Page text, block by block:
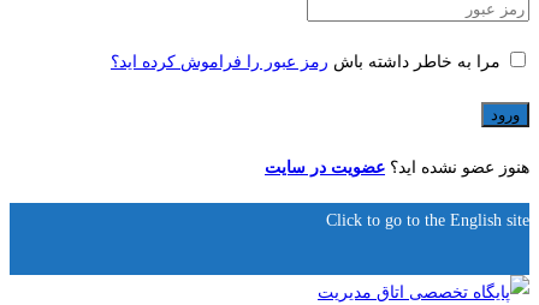
مرا به خاطر داشته باش رمز عبور را فراموش کرده اید؟
هنوز عضو نشده اید؟ عضویت در سایت
Click to go to the English site